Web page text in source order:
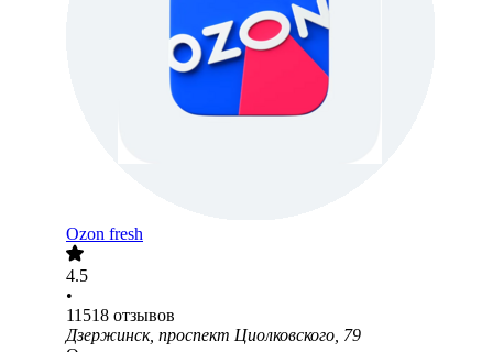
Ozon fresh
4.5
•
11518 отзывов
Дзержинск, проспект Циолковского, 79